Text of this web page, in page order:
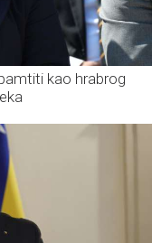
kao hrabrog